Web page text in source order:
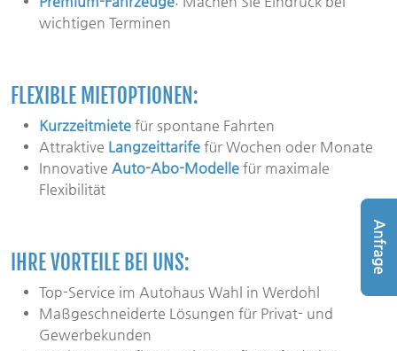
wichtigen Terminen
FLEXIBLE MIETOPTIONEN:
Kurzzeitmiete für spontane Fahrten
Attraktive Langzeittarife für Wochen oder Monate
Innovative Auto-Abo-Modelle für maximale
Flexibilität
IHRE VORTEILE BEI UNS:
Top-Service im Autohaus Wahl in Werdohl
Maßgeschneiderte Lösungen für Privat- und
Gewerbekunden
Anfrage